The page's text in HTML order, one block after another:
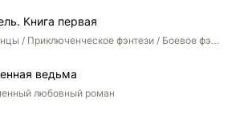
Книга первая
Попаданцы / Приключенческое фэнтези / Боевое фэнтези
ведьма
любовный роман